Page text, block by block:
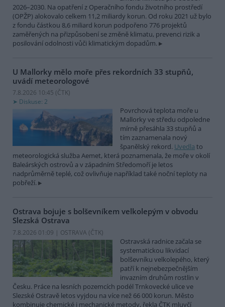
2026–2030. Na opatření z Operačního fondu životního prostředí
(OPŽP) alokovalo celkem 11,2 miliardy korun. Od roku 2021 už bylo
z fondu částkou 8,6 miliard korun podpořeno 776 projektů
zaměřených na přizpůsobení se změně klimatu, prevenci rizik a
posilování odolnosti vůči klimatickým dopadům.
U Mallorky mělo moře přes rekordních 33 stupňů,
uvádí meteorologové
7.8.2026 10:45 (ČTK)
Diskuse: 2
Povrchová teplota moře u
Mallorky ve středu odpoledne
mírně přesáhla 33 stupňů a
tím zaznamenala nový
španělský rekord. Uvedla to
meteorologická služba Aemet, která poznamenala, že moře v okolí
Baleárských ostrovů a v západním Středomoří je letos
nadprůměrně teplé, což ovlivňuje například také noční teploty na
pobřeží.
Ostrava bojuje s bolševníkem velkolepým v obvodu
Slezská Ostrava
7.8.2026 01:09 | OSTRAVA (ČTK)
Ostravská radnice začala se
systematickou likvidací
bolševníku velkolepého, který
patří k nejnebezpečnějším
invazním druhům rostlin v
Česku. Práce na lesních pozemcích podél Trnkovecké ulice ve
Slezské Ostravě letos vyjdou na více než 66 000 korun. Město
kombinuje chemické i mechanické metody, řekla ČTK mluvčí